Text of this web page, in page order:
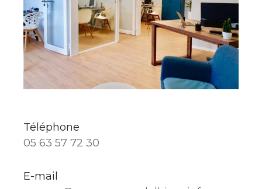
Téléphone
05 63 57 72 30
E-mail